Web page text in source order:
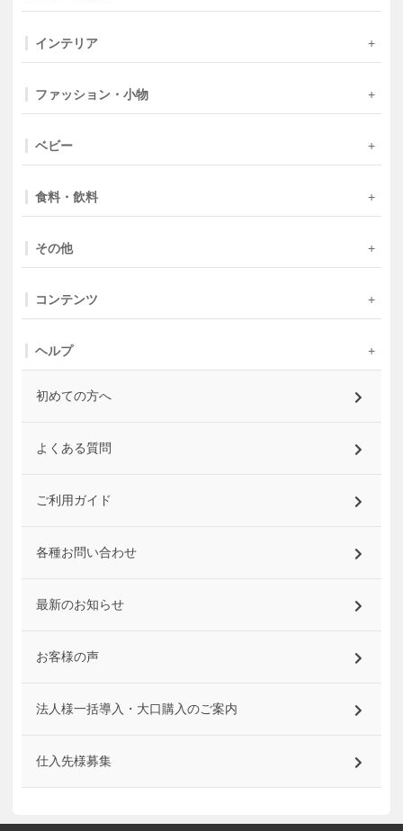
インテリア
ファッション・小物
ベビー
食料・飲料
その他
コンテンツ
ヘルプ
初めての方へ
よくある質問
ご利用ガイド
各種お問い合わせ
最新のお知らせ
お客様の声
法人様一括導入・大口購入のご案内
仕入先様募集